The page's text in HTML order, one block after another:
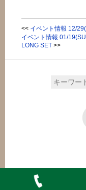
<< イベント情報 12/
イベント情報 01/
LONG SET >>